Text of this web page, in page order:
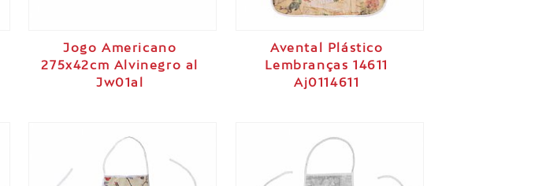
Jogo Americano
275x42cm Alvinegro al
Jw01al
Avental Plástico
Lembranças 14611
Aj0114611